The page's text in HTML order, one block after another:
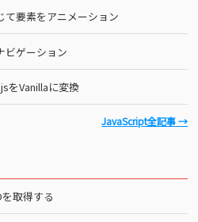
て要素をアニメーション
ビゲーション
をVanillaに変換
JavaScript全記事 →
取得する